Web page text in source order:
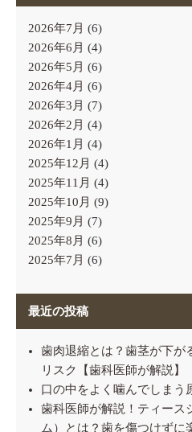
2026年7月 (6)
2026年6月 (4)
2026年5月 (6)
2026年4月 (6)
2026年3月 (7)
2026年2月 (4)
2026年1月 (4)
2025年12月 (4)
2025年11月 (4)
2025年10月 (9)
2025年9月 (7)
2025年8月 (6)
2025年7月 (6)
最近の投稿
歯肉退縮とは？歯茎が下が
リスク【歯科医師が解説】
口の中をよく噛んでしまう
歯科医師が解説！ティース
ム）とは？歯を傷つけずに